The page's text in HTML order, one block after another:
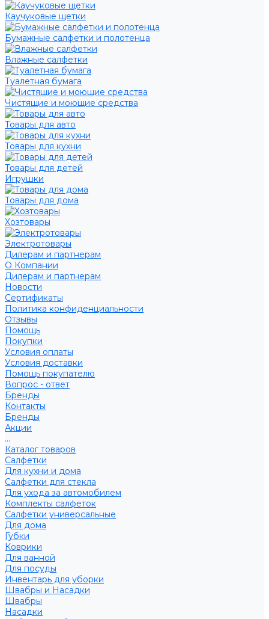
Каучуковые щетки
Бумажные салфетки и полотенца
Влажные салфетки
Туалетная бумага
Чистящие и моющие средства
Товары для авто
Товары для кухни
Товары для детей
Игрушки
Товары для дома
Хозтовары
Электротовары
Дилерам и партнерам
О Компании
Дилерам и партнерам
Новости
Сертификаты
Политика конфиденциальности
Отзывы
Помощь
Покупки
Условия оплаты
Условия доставки
Помощь покупателю
Вопрос - ответ
Бренды
Контакты
Бренды
Акции
...
Каталог товаров
Салфетки
Для кухни и дома
Салфетки для стекла
Для ухода за автомобилем
Комплекты салфеток
Салфетки универсальные
Для дома
Губки
Коврики
Для ванной
Для посуды
Инвентарь для уборки
Швабры и Насадки
Швабры
Насадки